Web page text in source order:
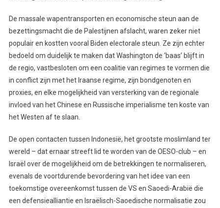
De massale wapentransporten en economische steun aan de
bezettingsmacht die de Palestijnen afslacht, waren zeker niet
populair en kostten vooral Biden electorale steun. Ze zijn echter
bedoeld om duidelijk te maken dat Washington de ‘baas’ blijft in
de regio, vastbesloten om een coalitie van regimes te vormen die
in conflict zijn met het Iraanse regime, zijn bondgenoten en
proxies, en elke mogelijkheid van versterking van de regionale
invloed van het Chinese en Russische imperialisme ten koste van
het Westen af te slaan.
De open contacten tussen Indonesië, het grootste moslimland ter
wereld – dat ernaar streeft lid te worden van de OESO-club – en
Israël over de mogelijkheid om de betrekkingen te normaliseren,
evenals de voortdurende bevordering van het idee van een
toekomstige overeenkomst tussen de VS en Saoedi-Arabië die
een defensiealliantie en Israëlisch-Saoedische normalisatie zou